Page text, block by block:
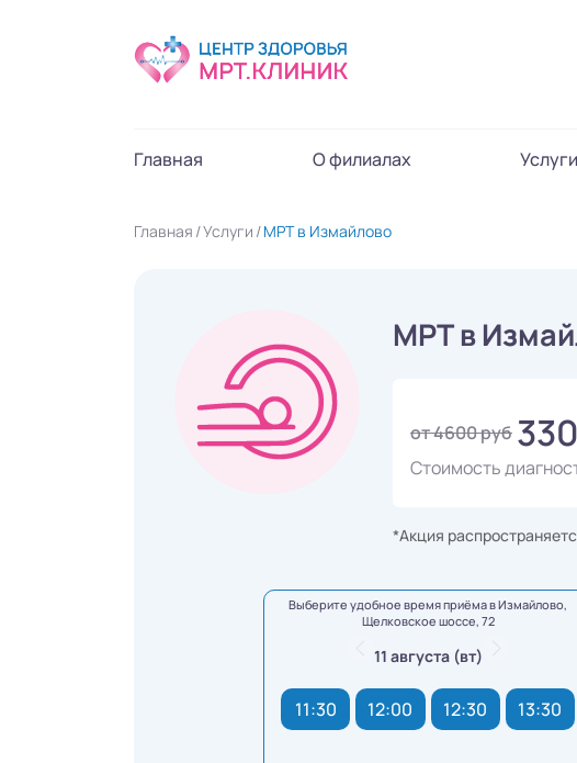
Главная О филиалах Услуги
Главная Услуги МРТ в Измайлово
МРТ в
от 4600 руб
Стоимость
*Акция
Выберите удобное время приёма в Измайлово,
Щелковское шоссе, 72
11 августа (вт)
11:30 12:00 12:30 13:30